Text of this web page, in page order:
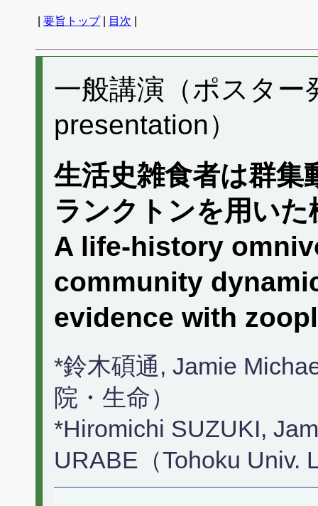
要旨トップ| 目次
一般講演（ポスタ
presentation）
生活史雑食者は群集
ランクトンを用いた
A life-history
community
evidence with
*鈴木碩通, Jamie
院・生命）
*Hiromichi SUZUKI,
URABE（Tohoku Univ.